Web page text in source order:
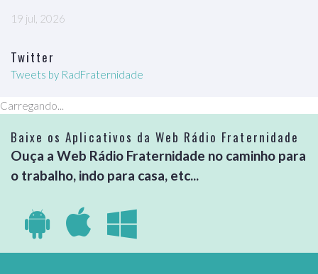
19 jul, 2026
Twitter
Tweets by RadFraternidade
Carregando...
Baixe os Aplicativos da Web Rádio Fraternidade
Ouça a Web Rádio Fraternidade no caminho para
o trabalho, indo para casa, etc...